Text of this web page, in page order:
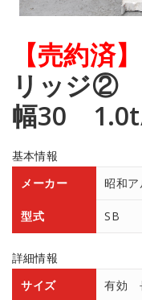
【売約済】
リッジ②
幅30
基本情報
メーカー
昭和
型式 SB
詳細情報
サイズ
有効